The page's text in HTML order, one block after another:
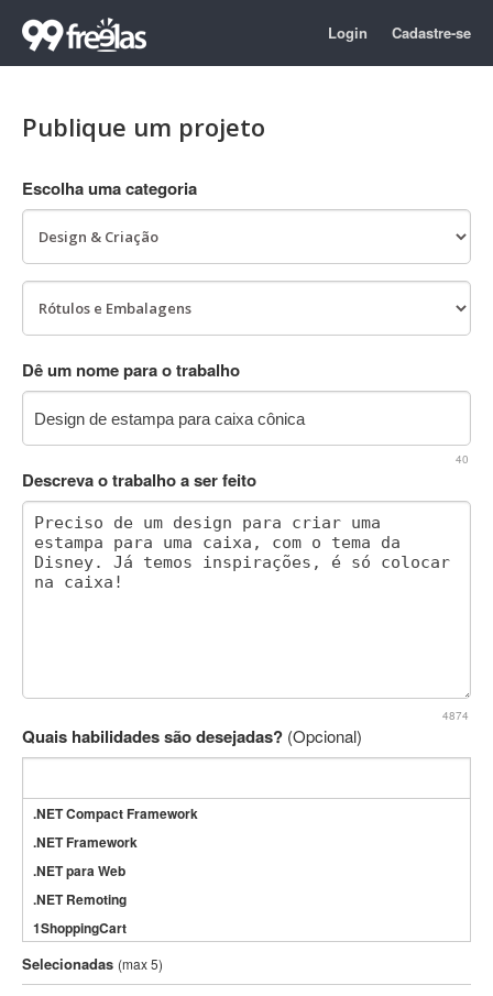
Login Cadastre-se
Publique um projeto
Escolha uma categoria
Dê um nome para o trabalho
40
Descreva o trabalho a ser feito
4874
Quais habilidades são desejadas? (Opcional)
.NET Compact Framework
.NET Framework
.NET para Web
.NET Remoting
1ShoppingCart
3DS Max
3GSM
Selecionadas (max 5)